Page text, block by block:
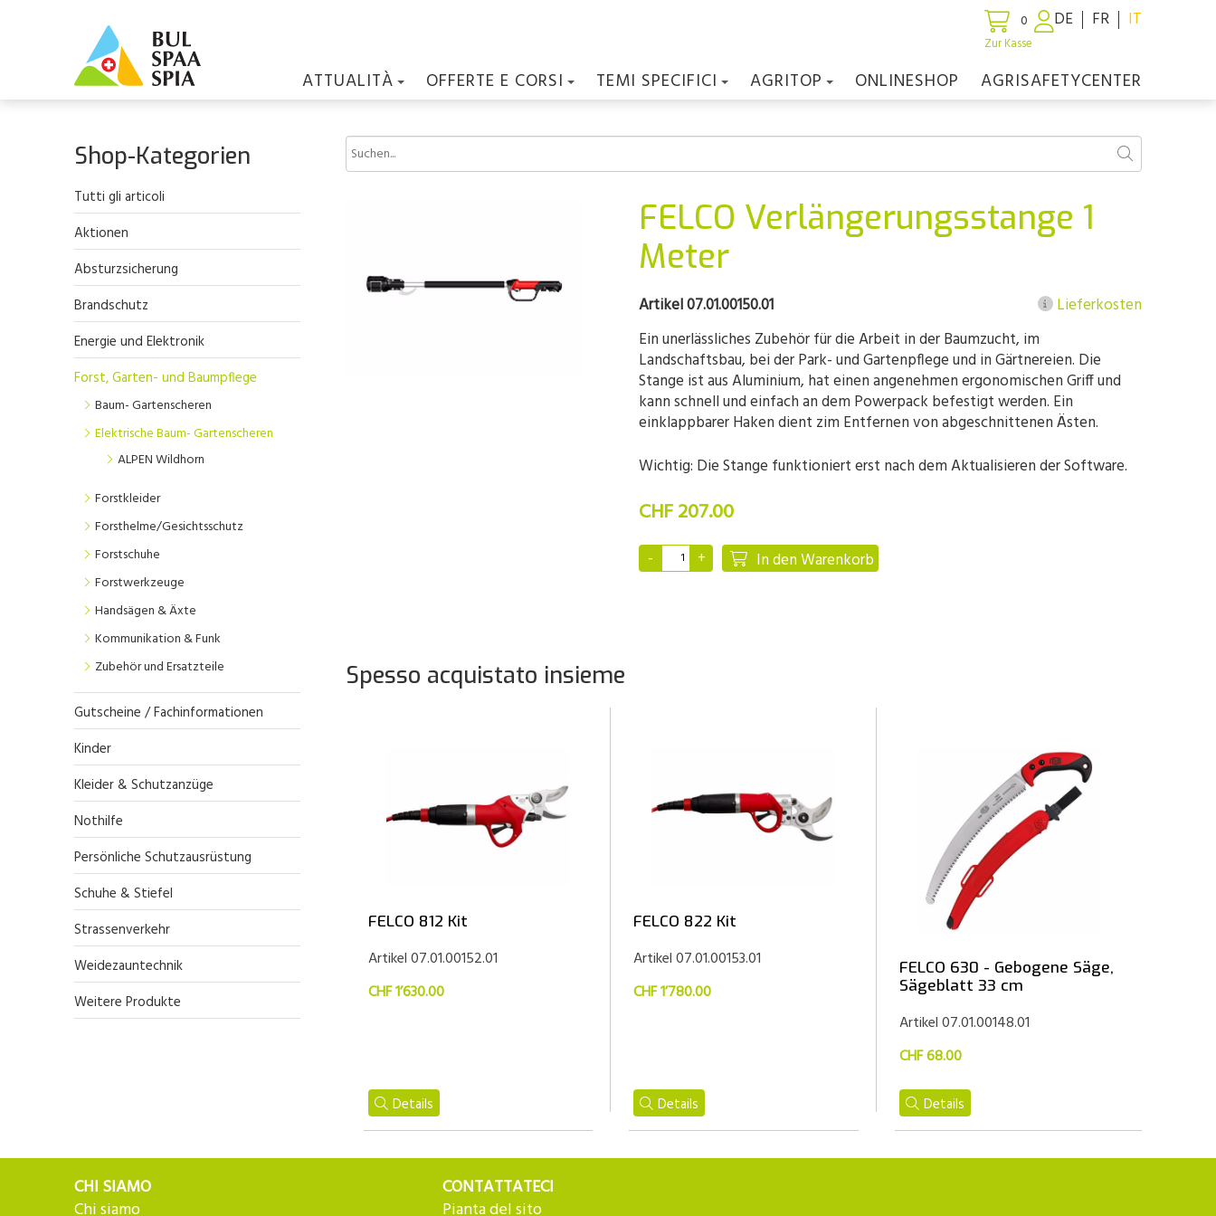
0
Zur Kasse
DE FR IT
ATTUALITÀ OFFERTE E CORSI TEMI SPECIFICI AGRITOP ONLINESHOP AGRISAFETYCENTER
Shop-Kategorien
Tutti gli articoli
Aktionen
Absturzsicherung
Brandschutz
Energie und Elektronik
Forst, Garten- und Baumpflege
Baum- Gartenscheren
Elektrische Baum- Gartenscheren
ALPEN Wildhorn
Forstkleider
Forsthelme/Gesichtsschutz
Forstschuhe
Forstwerkzeuge
Handsägen & Äxte
Kommunikation & Funk
Zubehör und Ersatzteile
Gutscheine / Fachinformationen
Kinder
Kleider & Schutzanzüge
Nothilfe
Persönliche Schutzausrüstung
Schuhe & Stiefel
Strassenverkehr
Weidezauntechnik
Weitere Produkte
FELCO Verlängerungsstange 1
Meter
Artikel 07.01.00150.01
Lieferkosten
Ein unerlässliches Zubehör für die Arbeit in der Baumzucht, im
Landschaftsbau, bei der Park- und Gartenpflege und in Gärtnereien. Die
Stange ist aus Aluminium, hat einen angenehmen ergonomischen Griff und
kann schnell und einfach an dem Powerpack befestigt werden. Ein
einklappbarer Haken dient zim Entfernen von abgeschnittenen Ästen.
Wichtig: Die Stange funktioniert erst nach dem Aktualisieren der Software.
CHF 207.00
In den Warenkorb
Spesso acquistato insieme
FELCO 812 Kit
Artikel 07.01.00152.01
CHF 1’630.00
Details
FELCO 822 Kit
Artikel 07.01.00153.01
CHF 1’780.00
Details
FELCO 630 - Gebogene Säge,
Sägeblatt 33 cm
Artikel 07.01.00148.01
CHF 68.00
Details
CHI SIAMO
Chi siamo
CONTATTATECI
Pianta del sito